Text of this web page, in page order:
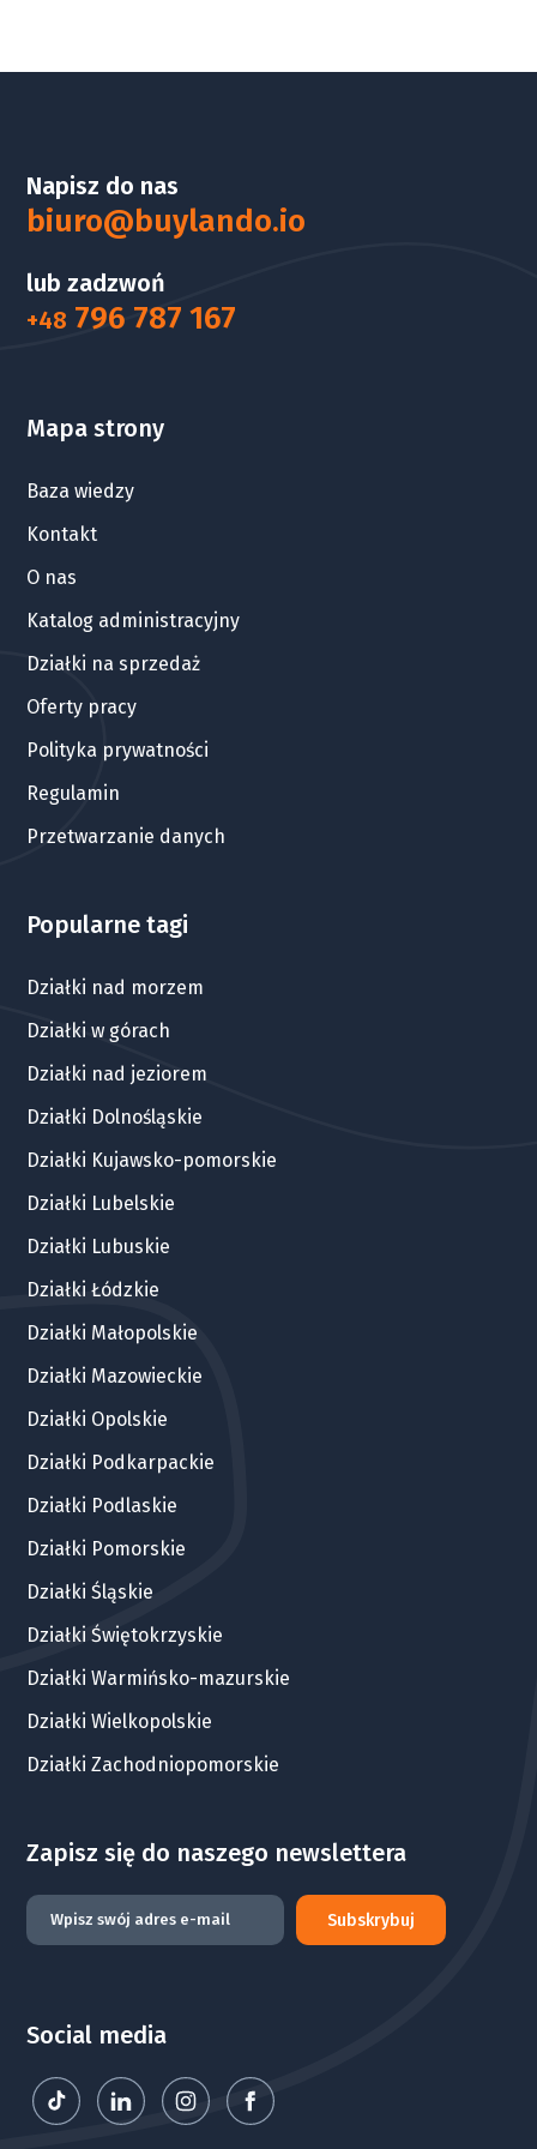
Napisz do nas
biuro@buylando.io
lub zadzwoń
+48 796 787 167
Mapa strony
Baza wiedzy
Kontakt
O nas
Katalog administracyjny
Działki na sprzedaż
Oferty pracy
Polityka prywatności
Regulamin
Przetwarzanie danych
Popularne tagi
Działki nad morzem
Działki w górach
Działki nad jeziorem
Działki Dolnośląskie
Działki Kujawsko-pomorskie
Działki Lubelskie
Działki Lubuskie
Działki Łódzkie
Działki Małopolskie
Działki Mazowieckie
Działki Opolskie
Działki Podkarpackie
Działki Podlaskie
Działki Pomorskie
Działki Śląskie
Działki Świętokrzyskie
Działki Warmińsko-mazurskie
Działki Wielkopolskie
Działki Zachodniopomorskie
Zapisz się do naszego newslettera
Subskrybuj
Social media